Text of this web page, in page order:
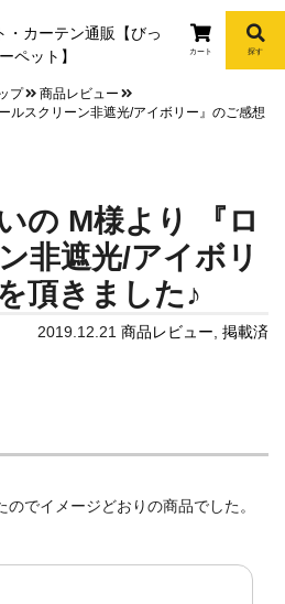
カート 探す
プ
商品レビュー
ルスクリーン非遮光/アイボリー』のご感想
の M様より 『ロ
非遮光/アイボリ
頂きました♪
2019.12.21 商品レビュー 掲載済
でイメージどおりの商品でした。